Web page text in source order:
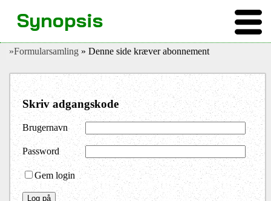
»Formularsamling » Denne side kræver abonnement
Skriv adgangskode
Brugernavn
Password
Gem login
Synopsis